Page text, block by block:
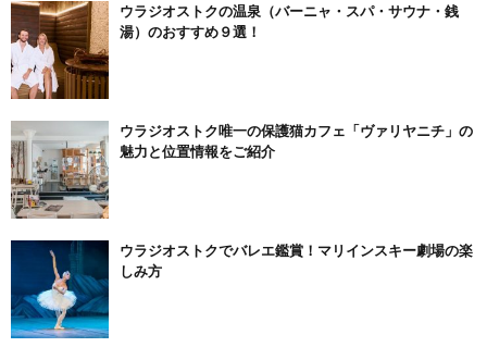
ウラジオストクの温泉（バーニャ・スパ・サウナ・銭
湯）のおすすめ９選！
ウラジオストク唯一の保護猫カフェ「ヴァリヤニチ」の
魅力と位置情報をご紹介
ウラジオストクでバレエ鑑賞！マリインスキー劇場の楽
しみ方